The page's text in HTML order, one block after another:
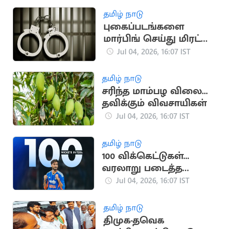
தமிழ் நாடு
புகைப்படங்களை
மார்பிங் செய்து மிரட்டி
பெண்ணிடம் பணம்
Jul 04, 2026, 16:07 IST
தமிழ் நாடு
சரிந்த மாம்பழ விலை...
தவிக்கும் விவசாயிகள்
Jul 04, 2026, 16:07 IST
தமிழ் நாடு
100 விக்கெட்டுகள்...
வரலாறு படைத்த
அக்சர் படேல்
Jul 04, 2026, 16:07 IST
தமிழ் நாடு
திமுக-தவெக